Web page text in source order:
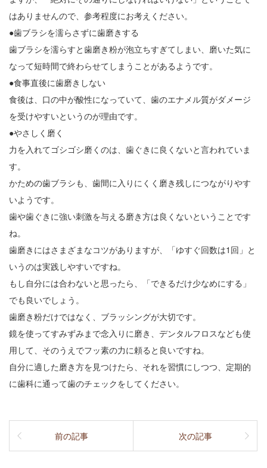
はありませんので、参考程度にお考えください。
●歯ブラシを濡らさずに歯磨きする
歯ブラシを濡らすと歯磨き粉が泡立ちすぎてしまい、磨いた気に
なって短時間で終わらせてしまうことがあるようです。
●食事直後に歯磨きしない
食後は、口の中が酸性になっていて、歯のエナメル質がダメージ
を受けやすいというのが理由です。
●やさしく磨く
力を入れてゴシゴシ磨くのは、歯ぐきに良くないと言われていま
す。
かための歯ブラシも、歯間に入りにくく磨き残しにつながりやす
いようです。
歯や歯ぐきに強い刺激を与える磨き方は良くないということです
ね。
歯磨きにはさまざまなコツがありますが、「ゆすぐ回数は1回」と
いうのは実践しやすいですね。
もし自分には合わないと思ったら、「できるだけ少なめにする」
でも良いでしょう。
歯磨き粉だけではなく、ブラッシングが大切です。
鏡を使ってすみずみまで念入りに磨き、デンタルフロスなども使
用して、そのうえでフッ素の力に頼ると良いですね。
自分に適した磨き方を見つけたら、それを習慣にしつつ、定期的
に歯科に通って歯のチェックをしてください。
前の記事 次の記事